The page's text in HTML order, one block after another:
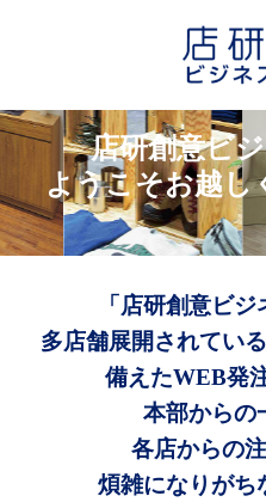
店研創意ビ
ようこそお越し
「店研創意ビジ
多店舗展開されてい
備えたWEB発
本部からの
各店からの
煩雑になりがち